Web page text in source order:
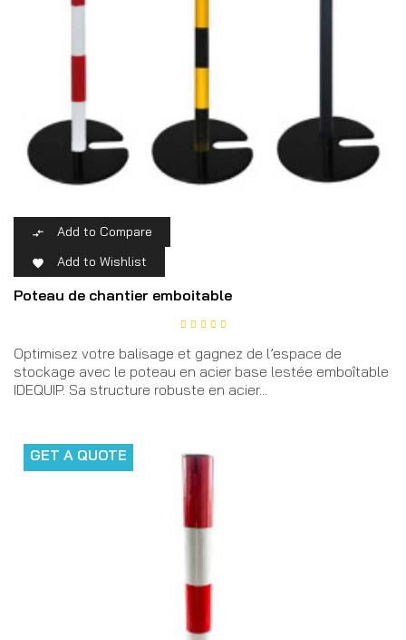
 Add to Compare
 Add to Wishlist
Poteau de chantier emboitable
Optimisez votre balisage et gagnez de l’espace de
stockage avec le poteau en acier base lestée emboîtable
IDEQUIP. Sa structure robuste en acier...
GET A QUOTE